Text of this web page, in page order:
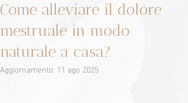
Come alleviare il dolore
mestruale in modo
naturale a casa?
Aggiornamento: 11 ago 2025